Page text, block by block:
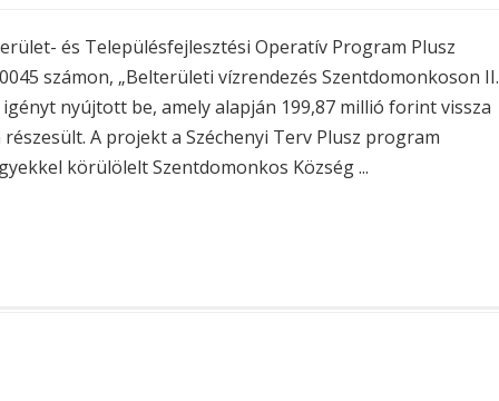
és Településfejlesztési Operatív Program Plusz
számon, „Belterületi vízrendezés Szentdomonkoson II.
nyújtott be, amely alapján 199,87 millió forint vissza
A projekt a Széchenyi Terv Plusz program
körülölelt Szentdomonkos Község ...